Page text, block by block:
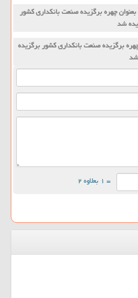
چهره برگزیده صنعت بانكداری كشور
شد
برگزیده صنعت بانكداری كشور برگزیده
شد
= ۱ بعلاوه ۲